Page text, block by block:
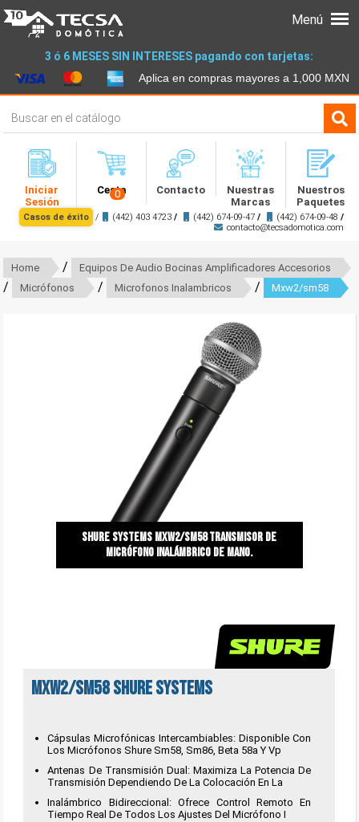
3 ó 6 MESES SIN INTERESES pagando con tarjetas:
Aplica en compras mayores a 1,000 MXN
Iniciar
Sesión
Cesta
0 Contacto
Nuestras
Marcas
Nuestros
Paquetes
Casos de éxito / (442) 403 4723 / (442) 674-09-47 / (442) 674-09-48 /
contacto@tecsadomotica.com
Menú
Home / Equipos De Audio Bocinas Amplificadores Accesorios
/ Micrófonos / Microfonos Inalambricos / Mxw2/sm58
Shure Systems MXW2/SM58 TRansmisor de
micrófono inalámbrico de mano.
MXW2/SM58 Shure Systems
Cápsulas Microfónicas Intercambiables: Disponible Con
Los Micrófonos Shure Sm58, Sm86, Beta 58a Y Vp
Antenas De Transmisión Dual: Maximiza La Potencia De
Transmisión Dependiendo De La Colocación En La
Inalámbrico Bidireccional: Ofrece Control Remoto En
Tiempo Real De Todos Los Ajustes Del Micrófono I